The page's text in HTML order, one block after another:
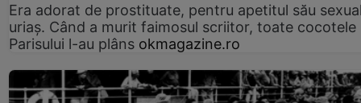
Era adorat de prostituate, pentru apetitul său
uriaș. Când a murit faimosul scriitor, toate cocotele
Parisului l-au plâns okmagazine.ro